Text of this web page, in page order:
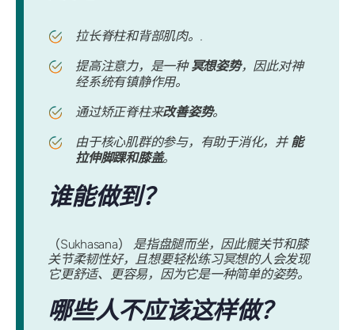
拉长脊柱和背部肌肉。.
提高注意力，是一种冥想姿势，因此对神
经系统有镇静作用。
通过矫正脊柱来改善姿势。
由于核心肌群的参与，有助于消化，并 能
拉伸脚踝和膝盖。
谁能做到？
（Sukhasana）
是指盘腿而坐，因此髋关节和膝
关节柔韧性好，且想要轻松练习冥想的人会发现
它更舒适、更容易，因为它是一种简单的姿势。
哪些人不应该这样做？